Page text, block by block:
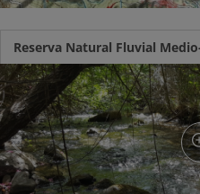
Reserva Natural Fluvial